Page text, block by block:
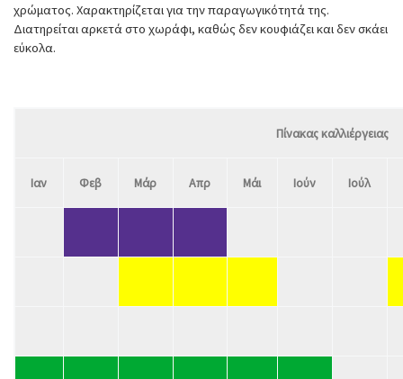
χρώματος. Χαρακτηρίζεται για την παραγωγικότητά της.
Διατηρείται αρκετά στο χωράφι, καθώς δεν κουφιάζει και δεν σκάει
εύκολα.
Πίνακας καλλιέργειας
Ιαν Φεβ Μάρ Απρ Μάι Ιούν Ιούλ